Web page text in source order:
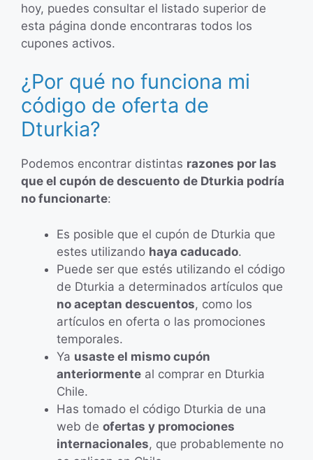
hoy, puedes consultar el listado superior de
esta página donde encontraras todos los
cupones activos.
¿Por qué no funciona mi
código de oferta de
Dturkia?
Podemos encontrar distintas razones por las
que el cupón de descuento de Dturkia podría
no funcionarte:
Es posible que el cupón de Dturkia que
estes utilizando haya caducado.
Puede ser que estés utilizando el código
de Dturkia a determinados artículos que
no aceptan descuentos, como los
artículos en oferta o las promociones
temporales.
Ya usaste el mismo cupón
anteriormente al comprar en Dturkia
Chile.
Has tomado el código Dturkia de una
web de ofertas y promociones
internacionales, que probablemente no